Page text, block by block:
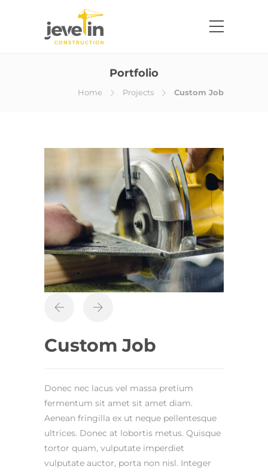
Portfolio
Home Projects Custom Job
Custom Job
Donec nec lacus vel massa pretium
fermentum sit amet sit amet diam.
Aenean fringilla ex ut neque pellentesque
ultrices. Donec at lobortis metus. Quisque
tortor quam, vulputate imperdiet
vulputate auctor, porta non nisl. Integer